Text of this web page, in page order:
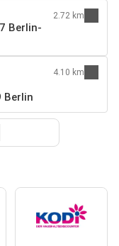
Berlin-
2.72 km
Berlin
4.10 km